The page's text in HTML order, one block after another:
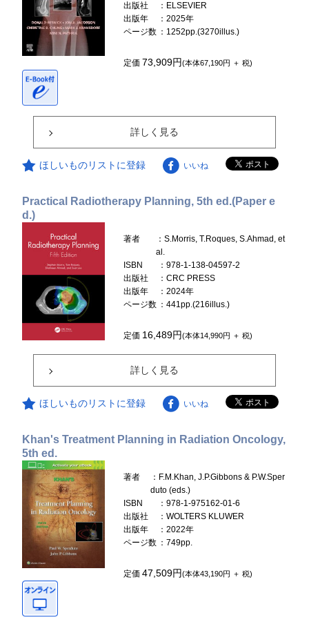
出版社
：ELSEVIER
出版年
：2025年
ページ数 ：1252pp.(3270illus.)
定価 73,909円(本体67,190円 ＋ 税)
詳しく見る
ほしいものリストに登録 いいね
Practical Radiotherapy Planning, 5th ed.(Paper e
d.)
著者
：S.Morris, T.Roques, S.Ahmad, et
al.
ISBN
：978-1-138-04597-2
出版社
：CRC PRESS
出版年
：2024年
ページ数 ：441pp.(216illus.)
定価 16,489円(本体14,990円 ＋ 税)
詳しく見る
ほしいものリストに登録 いいね
Khan's Treatment Planning in Radiation Oncology,
5th ed.
著者
：F.M.Khan, J.P.Gibbons & P.W.Sper
duto (eds.)
ISBN
：978-1-975162-01-6
出版社
：WOLTERS KLUWER
出版年
：2022年
ページ数 ：749pp.
定価47,509円(本体43,190円 ＋ 税)